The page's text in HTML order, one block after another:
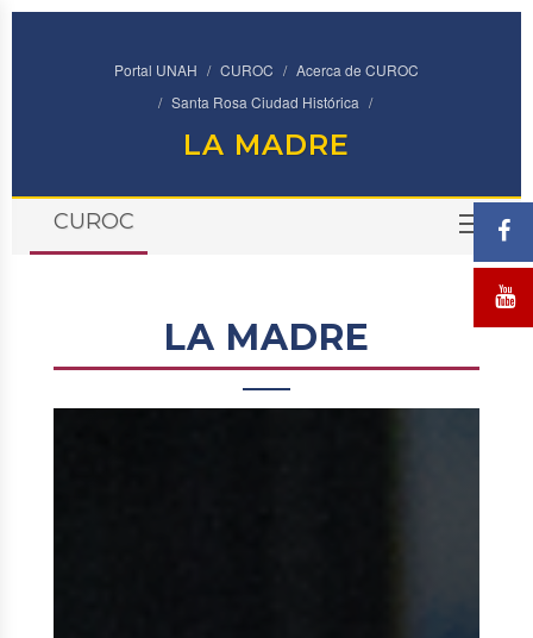
Portal UNAH CUROC
Acerca de CUROC
Santa Rosa Ciudad Histórica
LA MADRE
CUROC
LA MADRE